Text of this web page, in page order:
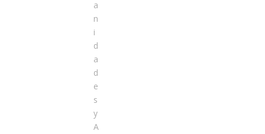
a
n
i
d
a
d
e
s
y
A